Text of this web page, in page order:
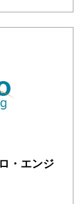
・エンジ